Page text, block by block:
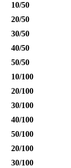
10/50
20/50
30/50
40/50
50/50
10/100
20/100
30/100
40/100
50/100
20/100
30/100